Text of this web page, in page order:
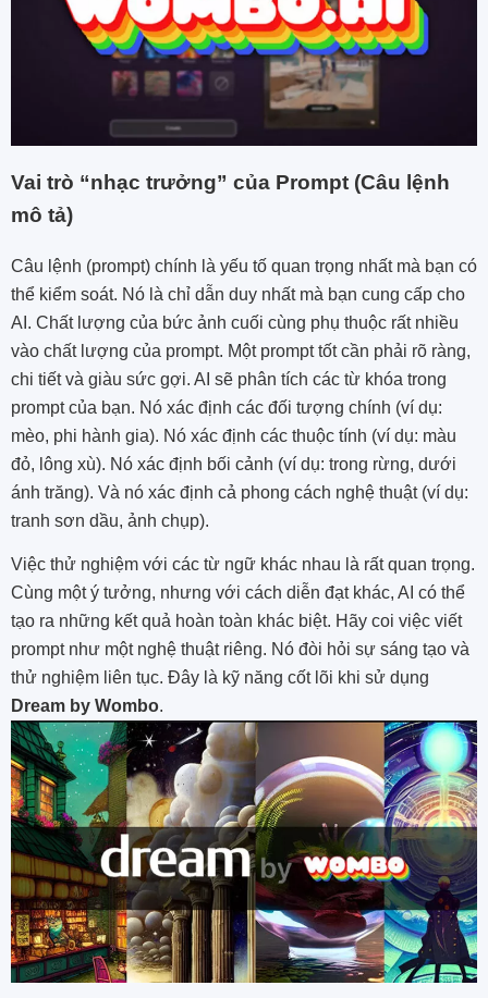
Vai trò “nhạc trưởng” của Prompt (Câu lệnh
mô tả)
Câu lệnh (prompt) chính là yếu tố quan trọng nhất mà bạn có
thể kiểm soát. Nó là chỉ dẫn duy nhất mà bạn cung cấp cho
AI. Chất lượng của bức ảnh cuối cùng phụ thuộc rất nhiều
vào chất lượng của prompt. Một prompt tốt cần phải rõ ràng,
chi tiết và giàu sức gợi. AI sẽ phân tích các từ khóa trong
prompt của bạn. Nó xác định các đối tượng chính (ví dụ:
mèo, phi hành gia). Nó xác định các thuộc tính (ví dụ: màu
đỏ, lông xù). Nó xác định bối cảnh (ví dụ: trong rừng, dưới
ánh trăng). Và nó xác định cả phong cách nghệ thuật (ví dụ:
tranh sơn dầu, ảnh chụp).
Việc thử nghiệm với các từ ngữ khác nhau là rất quan trọng.
Cùng một ý tưởng, nhưng với cách diễn đạt khác, AI có thể
tạo ra những kết quả hoàn toàn khác biệt. Hãy coi việc viết
prompt như một nghệ thuật riêng. Nó đòi hỏi sự sáng tạo và
thử nghiệm liên tục. Đây là kỹ năng cốt lõi khi sử dụng
Dream by Wombo.